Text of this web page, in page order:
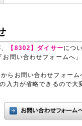
【8302】ダイサーにつ
お問い合わせフォームへ
らお問い合わせフォーム
入力が省略できるので大